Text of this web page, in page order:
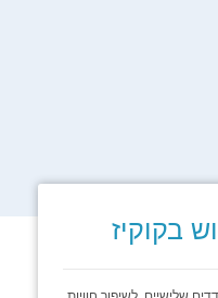
בקוקיז